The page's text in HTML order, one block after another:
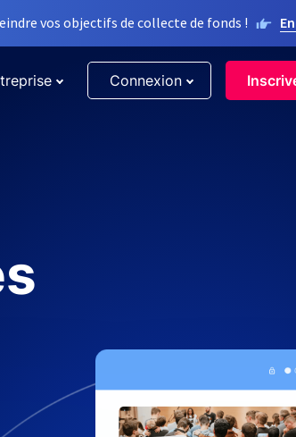
vos objectifs de collecte de fonds !
Connexion